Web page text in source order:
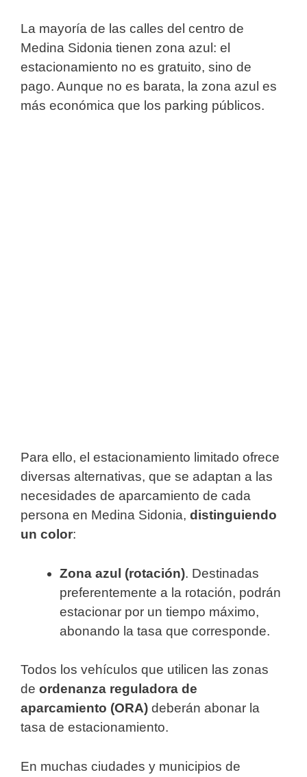
La mayoría de las calles del centro de
Medina Sidonia tienen zona azul: el
estacionamiento no es gratuito, sino de
pago. Aunque no es barata, la zona azul es
más económica que los parking públicos.
Para ello, el estacionamiento limitado ofrece
diversas alternativas, que se adaptan a las
necesidades de aparcamiento de cada
persona en Medina Sidonia, distinguiendo
un color:
Zona azul (rotación). Destinadas
preferentemente a la rotación, podrán
estacionar por un tiempo máximo,
abonando la tasa que corresponde.
Todos los vehículos que utilicen las zonas
de ordenanza reguladora de
aparcamiento (ORA) deberán abonar la
tasa de estacionamiento.
En muchas ciudades y municipios de